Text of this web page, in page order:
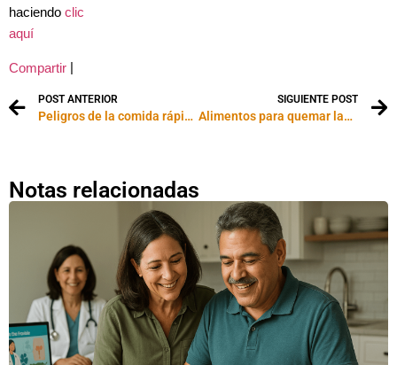
haciendo clic
aquí
Compartir |
POST ANTERIOR
Peligros de la comida rápida
SIGUIENTE POST
Alimentos para quemar las grasas
Notas relacionadas